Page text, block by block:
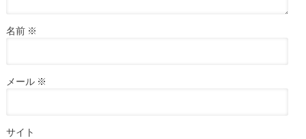
名前 ※
メール ※
サイト